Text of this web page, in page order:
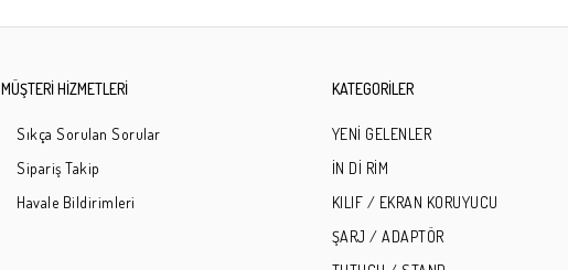
MÜŞTERİ HİZMETLERİ
Sıkça Sorulan Sorular
Sipariş Takip
Havale Bildirimleri
KATEGORİLER
YENİ GELENLER
İN Dİ RİM
KILIF / EKRAN KORUYUCU
ŞARJ / ADAPTÖR